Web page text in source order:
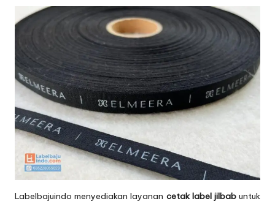
Labelbajuindo menyediakan layanan cetak label jilbab untuk